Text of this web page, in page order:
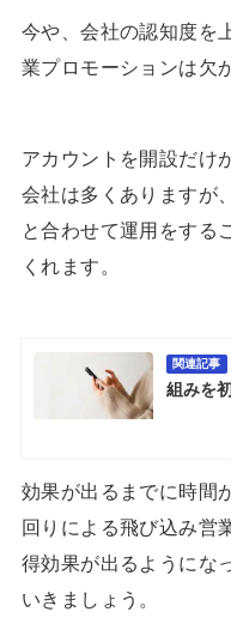
今や、会社の認知度を
業プロモーションは欠
アカウントを開設だけ
会社は多くありますが
と合わせて運用をする
くれます。
関連記事
組みを
効果が出るまでに時間
回りによる飛び込み営
得効果が出るようにな
いきましょう。